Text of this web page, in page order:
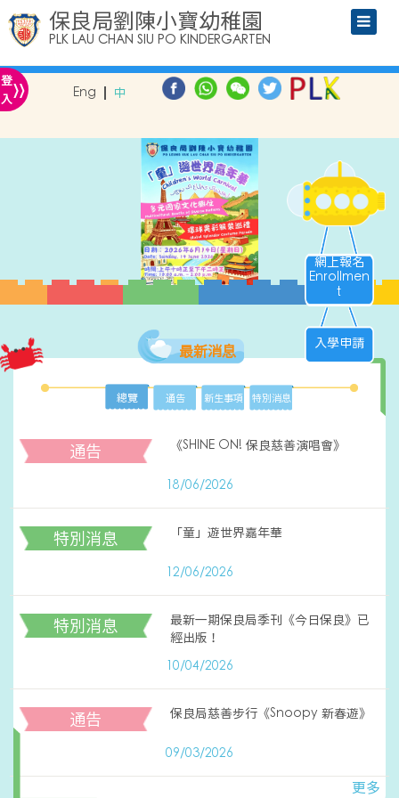
保良局劉陳小寶幼稚園
PLK LAU CHAN SIU PO KINDERGARTEN
登
入» Eng 中
網上報名
Enrollmen
t
入學申請
最新消息
總覽 通告 新生事項 特別消息
通告 《SHINE ON! 保良慈善演唱會》
18/06/2026
特別消息 「童」遊世界嘉年華
12/06/2026
特別消息
最新一期保良局季刊《今日保良》已
經出版！
10/04/2026
通告 保良局慈善步行《Snoopy 新春遊》
09/03/2026
更多